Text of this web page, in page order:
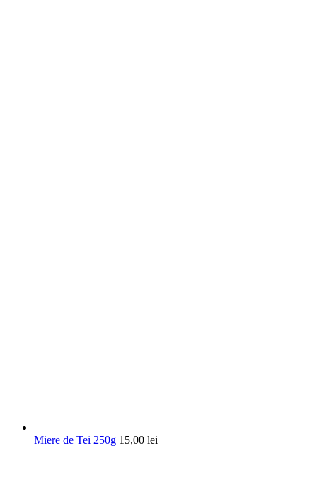
Miere de Tei 250g 15,00 lei